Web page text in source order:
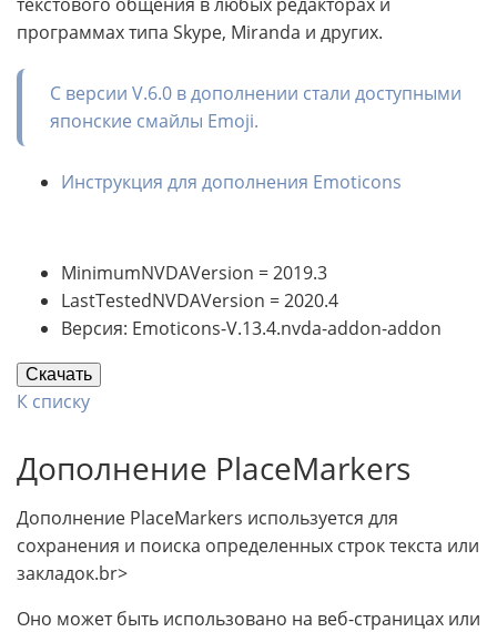
программах типа Skype, Miranda и других.
С версии V.6.0 в дополнении стали доступными
японские смайлы Emoji.
Инструкция для дополнения Emoticons
MinimumNVDAVersion = 2019.3
LastTestedNVDAVersion = 2020.4
Версия: Emoticons-V.13.4.nvda-addon-addon
Скачать
К списку
Дополнение PlaceMarkers
Дополнение PlaceMarkers используется для
сохранения и поиска определенных строк текста или
закладок.br>
Оно может быть использовано на веб-страницах или